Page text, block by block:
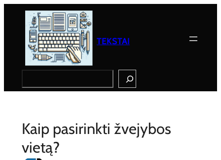
TEKSTAI
Kaip pasirinkti žvejybos
vietą?